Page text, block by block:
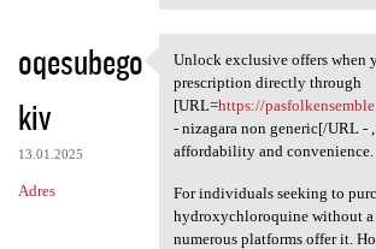
oqesubego
kiv
13.01.2025
Adres
Unlock exclusive offers
Unlock exclusive offers when
prescription directly through
[URL=https://
- nizagara non generic[/URL -
affordability and convenience.
For individuals seeking to
hydroxychloroquine without a
numerous platforms offer it.